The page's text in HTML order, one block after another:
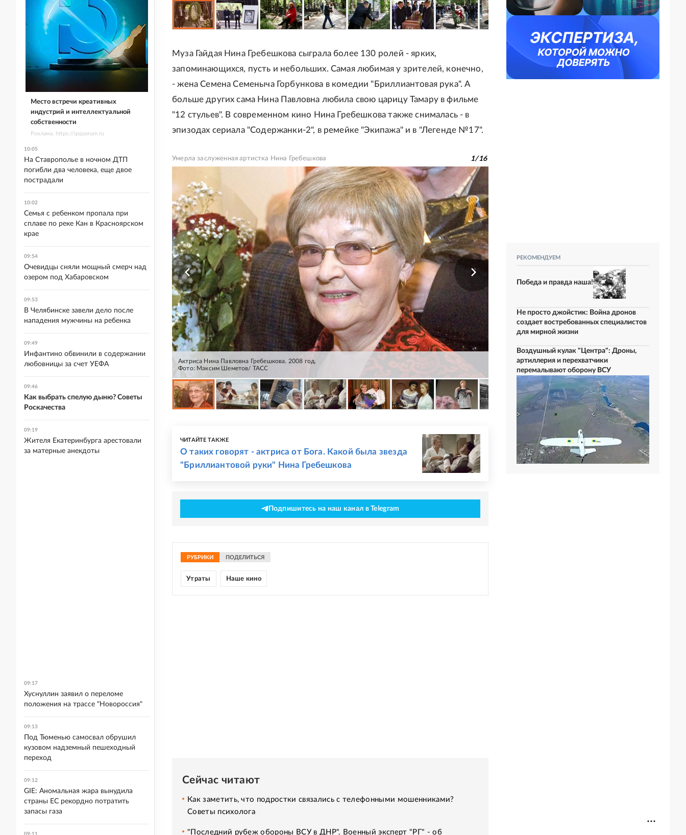
Муза Гайдая Нина Гребешкова сыграла более 130 ролей - ярких,
запоминающихся, пусть и небольших. Самая любимая у зрителей, конечно,
- жена Семена Семеныча Горбункова в комедии "Бриллиантовая рука". А
больше других сама Нина Павловна любила свою царицу Тамару в фильме
"12 стульев". В современном кино Нина Гребешкова также снималась - в
эпизодах сериала "Содержанки-2", в ремейке "Экипажа" и в "Легенде №17".
Умерла заслуженная артистка Нина Гребешкова 1/16
Актриса Нина Павловна Гребешкова. 2008 год.
Фото: Максим Шеметов/ ТАСС
ЧИТАЙТЕ ТАКЖЕ
О таких говорят - актриса от Бога. Какой была звезда
"Бриллиантовой руки" Нина Гребешкова
Подпишитесь на наш канал в Telegram
РУБРИКИ ПОДЕЛИТЬСЯ
Утраты Наше кино
Сейчас читают
Как заметить, что подростки связались с телефонными мошенниками?
Советы психолога
"Последний рубеж обороны ВСУ в ДНР". Военный эксперт "РГ" - об
РЕКОМЕНДУЕМ
Победа и правда наша!
Не просто джойстик: Война дронов
создает востребованных специалистов
для мирной жизни
Воздушный кулак "Центра": Дроны,
артиллерия и перехватчики
перемалывают оборону ВСУ
Место встречи креативных
индустрий и интеллектуальной
собственности
Реклама. https://ipquorum.ru
10:05
На Ставрополье в ночном ДТП
погибли два человека, еще двое
пострадали
10:02
Семья с ребенком пропала при
сплаве по реке Кан в Красноярском
крае
09:54
Очевидцы сняли мощный смерч над
озером под Хабаровском
09:53
В Челябинске завели дело после
нападения мужчины на ребенка
09:49
Инфантино обвинили в содержании
любовницы за счет УЕФА
09:46
Как выбрать спелую дыню? Советы
Роскачества
09:19
Жителя Екатеринбурга арестовали
за матерные анекдоты
09:17
Хуснуллин заявил о переломе
положения на трассе "Новороссия"
09:13
Под Тюменью самосвал обрушил
кузовом надземный пешеходный
переход
09:12
GIE: Аномальная жара вынудила
страны ЕС рекордно потратить
запасы газа
09:11